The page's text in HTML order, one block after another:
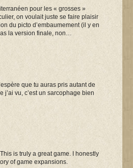
pour les « grosses »
on voulait juste se faire plaisir
du picto d’embaumement (il y en
la version finale, non…
que tu auras pris autant de
vu, c’est un sarcophage bien
is truly a great game. I honestly
of game expansions.